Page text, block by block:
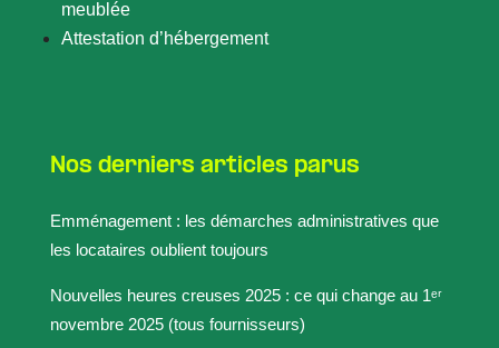
meublée
Attestation d’hébergement
Nos derniers articles parus
Emménagement : les démarches administratives que
les locataires oublient toujours
Nouvelles heures creuses 2025 : ce qui change au 1ᵉʳ
novembre 2025 (tous fournisseurs)